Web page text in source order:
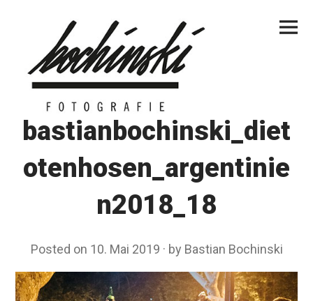
Menu
bastianbochinski_diet
otenhosen_argentinie
n2018_18
Posted on 10. Mai 2019 by Bastian Bochinski